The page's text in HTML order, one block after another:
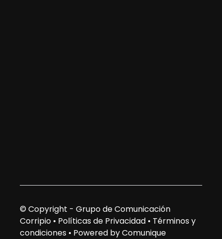
© Copyright - Grupo de Comunicación
Corripio • Políticas de Privacidad • Términos y
condiciones • Powered by Comunique